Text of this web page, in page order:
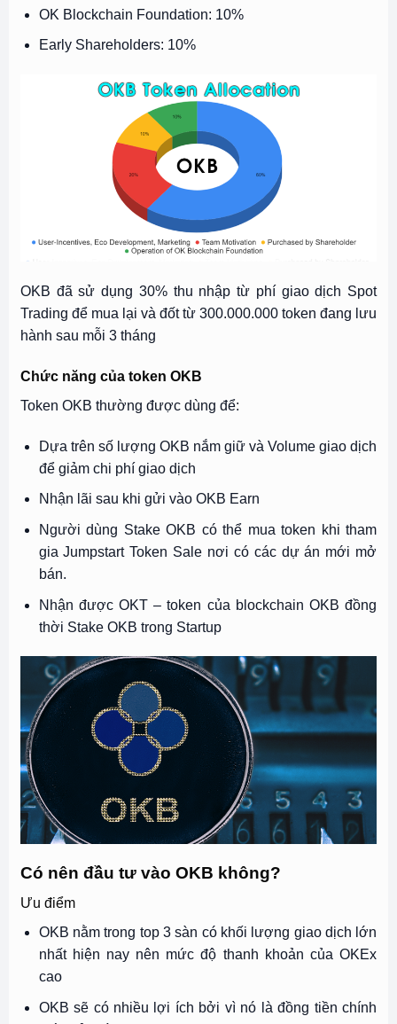
OK Blockchain Foundation: 10%
Early Shareholders: 10%
OKB đã sử dụng 30% thu nhập từ phí giao dịch Spot
Trading để mua lại và đốt từ 300.000.000 token đang lưu
hành sau mỗi 3 tháng
Chức năng của token OKB
Token OKB thường được dùng để:
Dựa trên số lượng OKB nắm giữ và Volume giao dịch
để giảm chi phí giao dịch
Nhận lãi sau khi gửi vào OKB Earn
Người dùng Stake OKB có thể mua token khi tham
gia Jumpstart Token Sale nơi có các dự án mới mở
bán.
Nhận được OKT – token của blockchain OKB đồng
thời Stake OKB trong Startup
Có nên đầu tư vào OKB không?
Ưu điểm
OKB nằm trong top 3 sàn có khối lượng giao dịch lớn
nhất hiện nay nên mức độ thanh khoản của OKEx
cao
OKB sẽ có nhiều lợi ích bởi vì nó là đồng tiền chính